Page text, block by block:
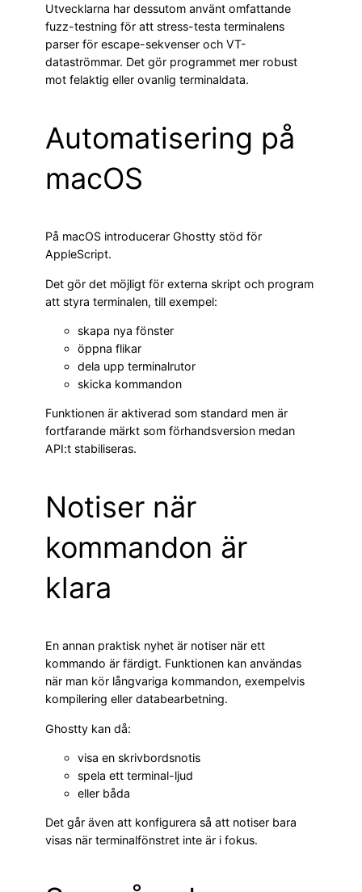
Utvecklarna har dessutom använt omfattande
fuzz-testning för att stress-testa terminalens
parser för escape-sekvenser och VT-
dataströmmar. Det gör programmet mer robust
mot felaktig eller ovanlig terminaldata.
Automatisering på
macOS
På macOS introducerar Ghostty stöd för
AppleScript.
Det gör det möjligt för externa skript och program
att styra terminalen, till exempel:
skapa nya fönster
öppna flikar
dela upp terminalrutor
skicka kommandon
Funktionen är aktiverad som standard men är
fortfarande märkt som förhandsversion medan
API:t stabiliseras.
Notiser när
kommandon är
klara
En annan praktisk nyhet är notiser när ett
kommando är färdigt. Funktionen kan användas
när man kör långvariga kommandon, exempelvis
kompilering eller databearbetning.
Ghostty kan då:
visa en skrivbordsnotis
spela ett terminal-ljud
eller båda
Det går även att konfigurera så att notiser bara
visas när terminalfönstret inte är i fokus.